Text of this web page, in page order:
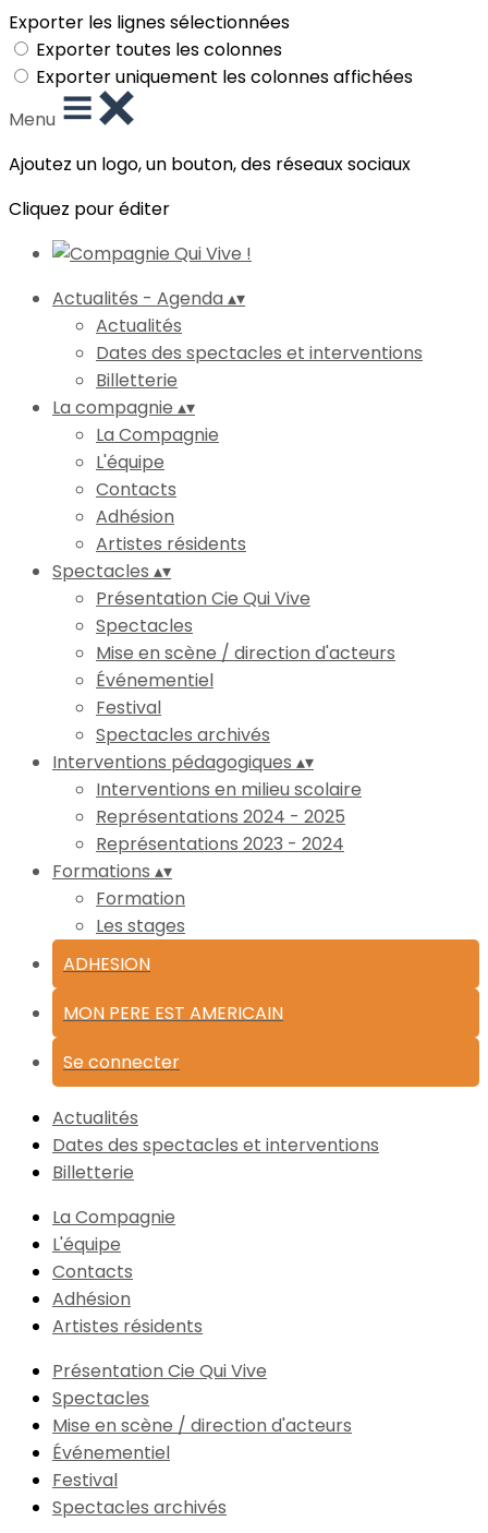
Exporter les lignes sélectionnées
Exporter toutes les colonnes
Exporter uniquement les colonnes affichées
Menu
Ajoutez un logo, un bouton, des réseaux sociaux
Cliquez pour éditer
Actualités - Agenda▴▾
Actualités
Dates des spectacles et interventions
Billetterie
La compagnie ▴▾
La Compagnie
L'équipe
Contacts
Adhésion
Artistes résidents
Spectacles ▴▾
Présentation Cie Qui Vive
Spectacles
Mise en scène / direction d'acteurs
Événementiel
Festival
Spectacles archivés
Interventions pédagogiques ▴▾
Interventions en milieu scolaire
Représentations 2024 - 2025
Représentations 2023 - 2024
Formations ▴▾
Formation
Les stages
ADHESION
MON PERE EST AMERICAIN
Se connecter
Actualités
Dates des spectacles et interventions
Billetterie
La Compagnie
L'équipe
Contacts
Adhésion
Artistes résidents
Présentation Cie Qui Vive
Spectacles
Mise en scène / direction d'acteurs
Événementiel
Festival
Spectacles archivés